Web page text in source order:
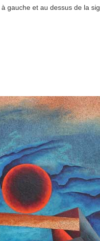
gauche et au dessus de la